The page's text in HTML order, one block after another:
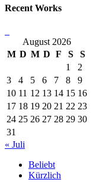
Recent Works
August 2026
M D M D F S
S
1
2
3
4 5 6 7 8
9
10 11 12 13 14 15 16
17 18 19 20 21 22 23
24 25 26 27 28 29 30
31
« Juli
Beliebt
Kürzlich